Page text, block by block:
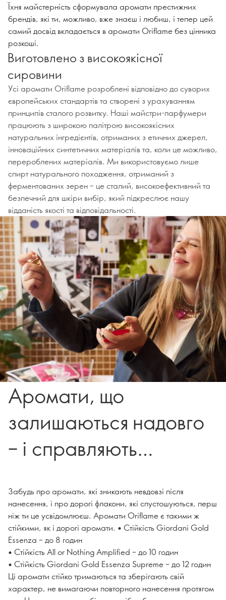
Їхня майстерність сформувала аромати престижних
брендів, які ти, можливо, вже знаєш і любиш, і тепер цей
самий досвід вкладається в аромати Oriflame без цінника
розкоші.
Виготовлено з високоякісної
сировини
Усі аромати Oriflame розроблені відповідно до суворих
європейських стандартів та створені з урахуванням
принципів сталого розвитку. Наші майстри-парфумери
працюють з широкою палітрою високоякісних
натуральних інгредієнтів, отриманих з етичних джерел,
інноваційних синтетичних матеріалів та, коли це можливо,
перероблених матеріалів. Ми використовуємо лише
спирт натурального походження, отриманий з
ферментованих зерен – це сталий, високоефективний та
безпечний для шкіри вибір, який підкреслює нашу
відданість якості та відповідальності.
Аромати, що
залишаються надовго
– і справляють
Забудь про аромати, які зникають невдовзі після
нанесення, і про дорогі флакони, які спустошуються, перш
ніж ти це усвідомлюєш. Аромати Oriflame є такими ж
стійкими, як і дорогі аромати. • Стійкість Giordani Gold
Essenza – до 8 годин
• Стійкість All or Nothing Amplified – до 10 годин
• Стійкість Giordani Gold Essenza Supreme – до 12 годин
Ці аромати стійко тримаються та зберігають свій
характер, не вимагаючи повторного нанесення протягом